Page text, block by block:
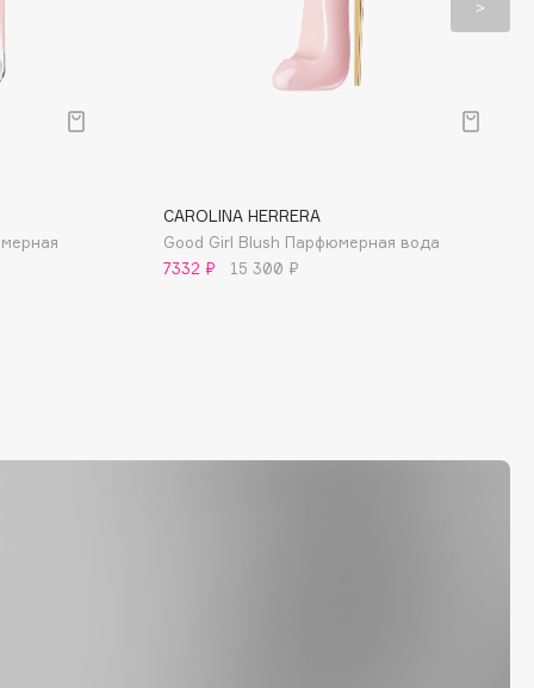
CAROLINA HERRERA
Good Girl Blush Парфюмерная вода
7332 ₽
15 300 ₽